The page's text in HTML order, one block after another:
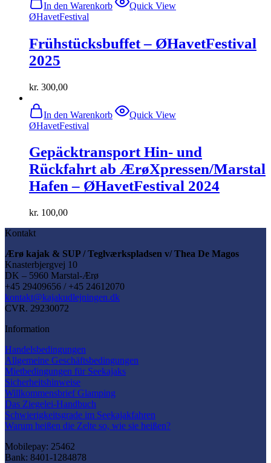
In den Warenkorb
Quick View
ØHavetFestival
Frühstücksbuffet – ØHavetFestival
2025
kr. 300,00
In den Warenkorb
Quick View
ØHavetFestival
Gepäcktransport Hin- und
Rückfahrt ab ÆrøXpressen/Marstal
Hafen – ØHavetFestival 2024
kr. 100,00
Kontakt
Ærø kajak & SUP / Teglværkspladsen v/ Thea De Magos
Knasterbjergvej 10
DK – 5960 Marstal-Ærø
+45 29409656 / +45 24612070
kontakt@kajakudlejningen.dk
CVR. 29230072
Information
Handelsbedingungen
Allgemeine Geschäftsbedingungen
Mietbedingungen für Seekajaks
Sicherheitshinweise
Willkommensbrief Glamping
Das Ziegelei-Handbuch
Schwierigkeitsgrade im Seekajakfahren
Warum heißen die Zelte so, wie sie heißen?
Mobilepay: 25462
Bank: 8401-1284878